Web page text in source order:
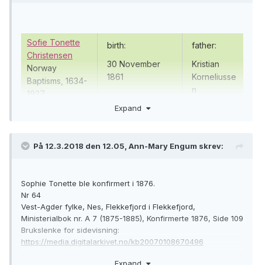
Gender
Male
Age
44
Birth Year
1835
Ship Name
Han står som "Carpenter"
View the original document.
----
Sofie Tonette
Christensen
Norway
Baptisms, 1634-
1927
birth:
30 November
1861
christening:
1861
1861
Nes, Vest-Agder,
Norway
father:
Kristian
Korneliusse
n
Expand
På 12.3.2018 den 12.05, Ann-Mary Engum skrev:
Sophie Tonette ble konfirmert i 1876.
Nr 64
Vest-Agder fylke, Nes, Flekkefjord i Flekkefjord,
Ministerialbok nr. A 7 (1875-1885), Konfirmerte 1876, Side 109
Brukslenke for sidevisning:
https://media.digitalarkivet.no/kb20070108670496